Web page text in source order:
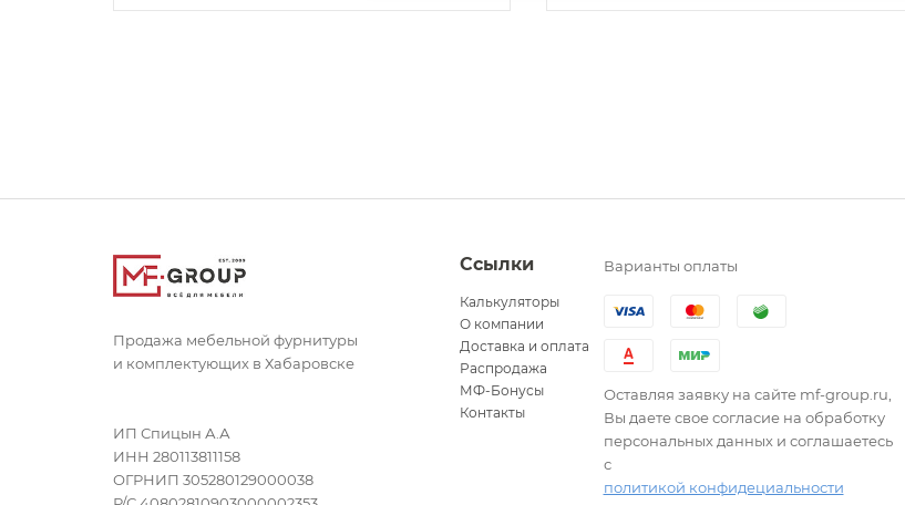
Продажа мебельной фурнитуры
и комплектующих в Хабаровске
ИП Спицын А.А
ИНН 280113811158
ОГРНИП 305280129000038
Ссылки
Калькуляторы
О компании
Доставка и оплата
Распродажа
МФ-Бонусы
Контакты
Варианты оплаты
Оставляя заявку на сайте mf-group.ru,
Вы даете свое согласие на обработку
персональных данных и соглашаетесь
с
политикой конфидециальности